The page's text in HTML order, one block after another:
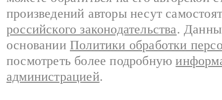
произведений авторы несут
российского законодательства.
основании Политики обработки
посмотреть более подробную
администрацией.